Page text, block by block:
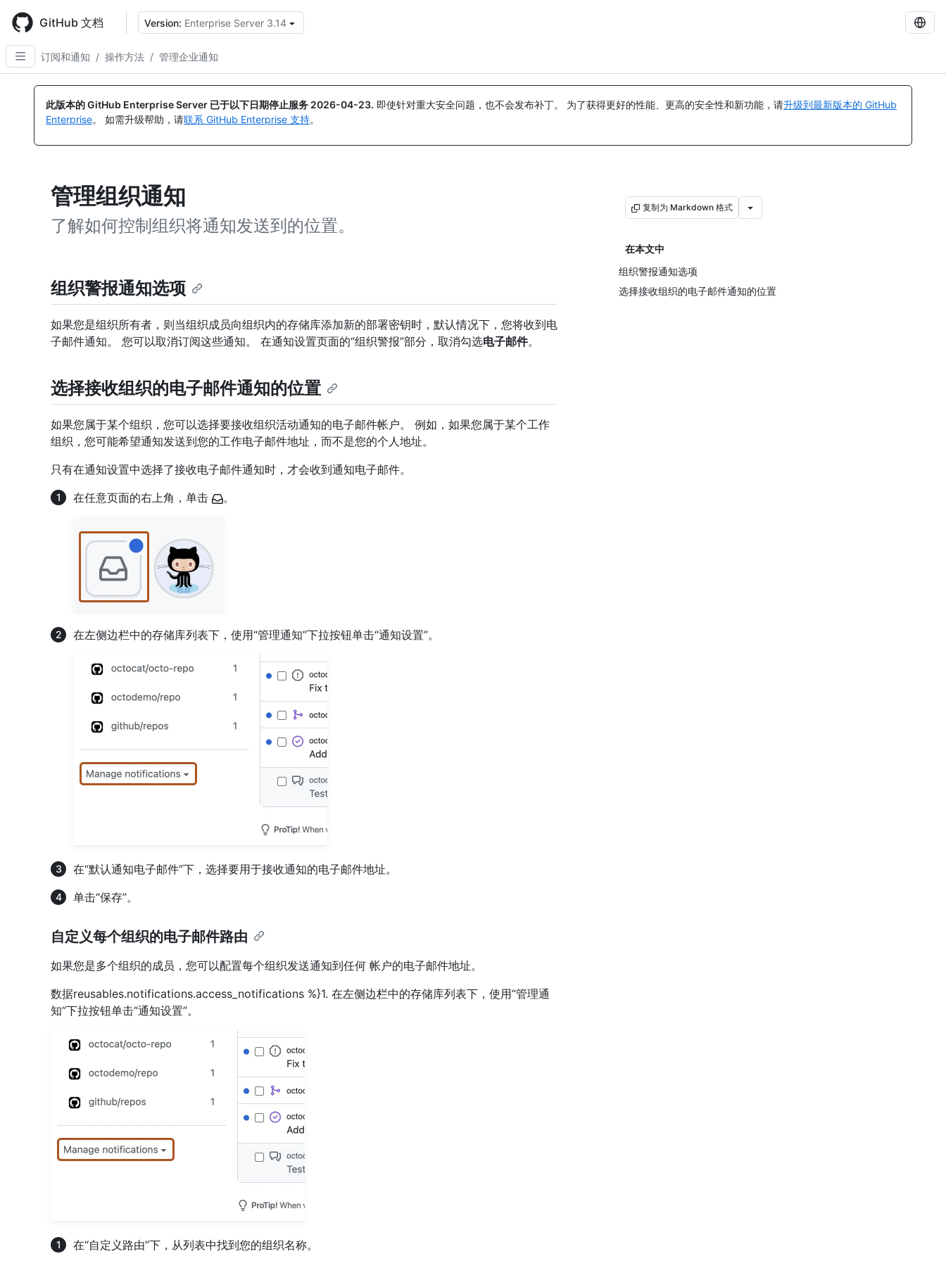
main
content
GitHub 文档 Version: Enterprise Server 3.14
订阅和通知 / 操作方法 / 管理企业通知
此版本的 GitHub Enterprise Server 已于以下日期停止服务 2026-04-23. 即使针对重大安全问题，也不会发布补丁。 为了获得更好的性能、更高的安全性和新功能，请升级到最新版本的 GitHub
Enterprise。 如需升级帮助，请联系 GitHub Enterprise 支持。
管理组织通知
了解如何控制组织将通知发送到的位置。
复制为 Markdown 格式
在本文中
组织警报通知选项
选择接收组织的电子邮件通知的位置
组织警报通知选项
如果您是组织所有者，则当组织成员向组织内的存储库添加新的部署密钥时，默认情况下，您将收到电
子邮件通知。 您可以取消订阅这些通知。 在通知设置页面的“组织警报”部分，取消勾选电子邮件。
选择接收组织的电子邮件通知的位置
如果您属于某个组织，您可以选择要接收组织活动通知的电子邮件帐户。 例如，如果您属于某个工作
组织，您可能希望通知发送到您的工作电子邮件地址，而不是您的个人地址。
只有在通知设置中选择了接收电子邮件通知时，才会收到通知电子邮件。
在任意页面的右上角，单击
。
在左侧边栏中的存储库列表下，使用“管理通知”下拉按钮单击“通知设置”。
在“默认通知电子邮件”下，选择要用于接收通知的电子邮件地址。
单击“保存”。
自定义每个组织的电子邮件路由
如果您是多个组织的成员，您可以配置每个组织发送通知到任何 帐户的电子邮件地址。
数据reusables.notifications.access_notifications %}1. 在左侧边栏中的存储库列表下，使用“管理通
知”下拉按钮单击“通知设置”。
在“自定义路由”下，从列表中找到您的组织名称。